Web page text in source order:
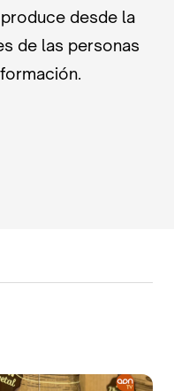
desde la
de las personas